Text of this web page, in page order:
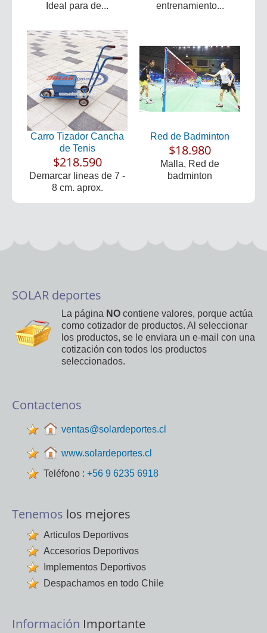
Ideal para de...
entrenamiento...
Carro Tizador Cancha
de Tenis
$218.590
Demarcar lineas de 7 -
8 cm. aprox.
Red de Badminton
$18.980
Malla, Red de
badminton
SOLAR deportes
La página NO contiene valores, porque actúa
como cotizador de productos. Al seleccionar
los productos, se le enviara un e-mail con una
cotización con todos los productos
seleccionados.
Contactenos
ventas@solardeportes.cl
www.solardeportes.cl
Teléfono : +56 9 6235 6918
Tenemos los mejores
Articulos Deportivos
Accesorios Deportivos
Implementos Deportivos
Despachamos en todo Chile
Información Importante